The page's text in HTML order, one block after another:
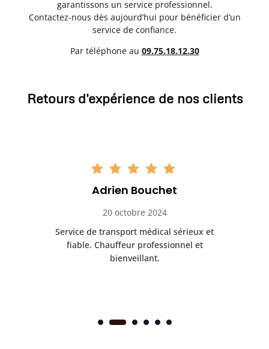
garantissons un service professionnel.
Contactez-nous dès aujourd’hui pour bénéficier d’un
service de confiance.
Par téléphone au 09.75.18.12.30
Retours d'expérience de nos clients
Adrien Bouchet
20 octobre 2024
Service de transport médical sérieux et
fiable. Chauffeur professionnel et
bienveillant.